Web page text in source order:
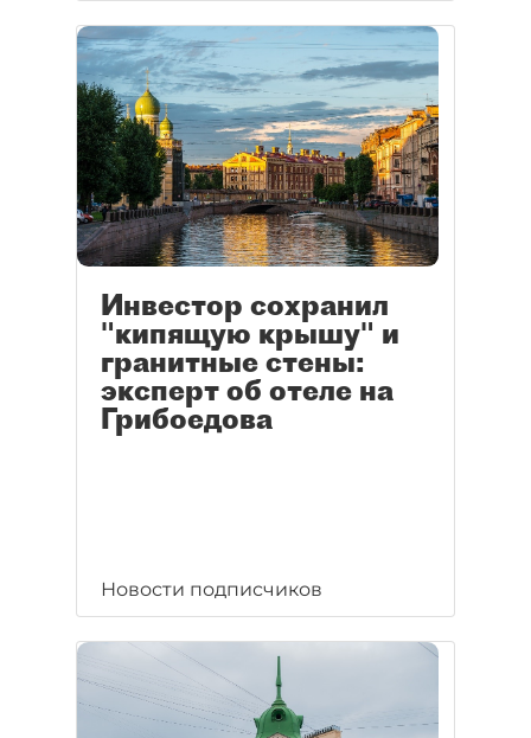
Инвестор сохранил
"кипящую крышу" и
гранитные стены:
эксперт об отеле на
Грибоедова
Новости подписчиков